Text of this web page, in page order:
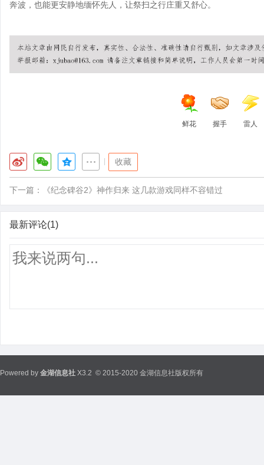
奔波，也能更安静地缅怀先人，让祭扫之行庄重又舒心。
鲜花 握手 雷人
收藏
下一篇： 《纪念碑谷2》神作归来 这几款游戏同样不容错过
最新评论(1)
Powered by 金湖信息社 X3.2 © 2015-2020 金湖信息社版权所有